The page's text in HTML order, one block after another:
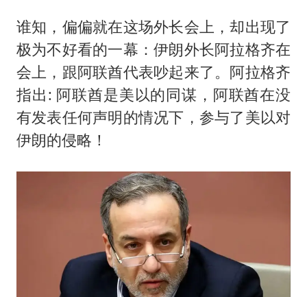
谁知，偏偏就在这场外长会上，却出现了
极为不好看的一幕：伊朗外长阿拉格齐在
会上，跟阿联酋代表吵起来了。阿拉格齐
指出: 阿联酋是美以的同谋，阿联酋在没
有发表任何声明的情况下，参与了美以对
伊朗的侵略！